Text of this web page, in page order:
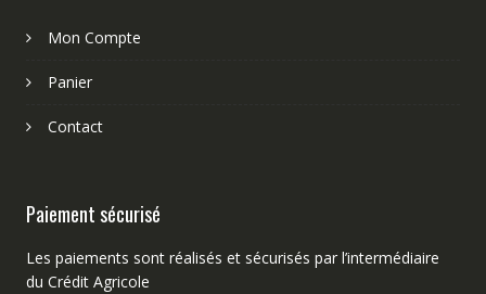
Mon Compte
Panier
Contact
Paiement sécurisé
Les paiements sont réalisés et sécurisés par l’intermédiaire
du Crédit Agricole